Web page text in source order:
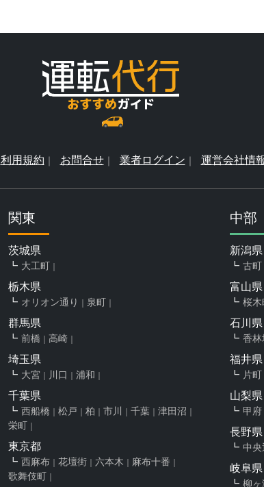
利用規約 お問合せ 業者ログイン 運営会社情
関東
茨城県
大工町
栃木県
オリオン通り 泉町
群馬県
前橋 高崎
埼玉県
大宮 川口 浦和
千葉県
西船橋 松戸 柏 市川 千葉
津田沼
栄町
東京都
西麻布 花壇街 六本木
麻布十番
歌舞伎町
中部
新潟県
古町
富山県
桜木
石川県
香
福井県
片町
山梨県
甲府
長野県
中央
岐阜県
柳ヶ